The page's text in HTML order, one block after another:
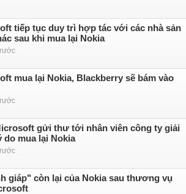
tiếp tục duy trì hợp tác với các nhà sản
sau khi mua lại Nokia
mua lại Nokia, Blackberry sẽ bám vào
gửi thư tới nhân viên công ty giải
do mua lại Nokia
giáp" còn lại của Nokia sau thương vụ